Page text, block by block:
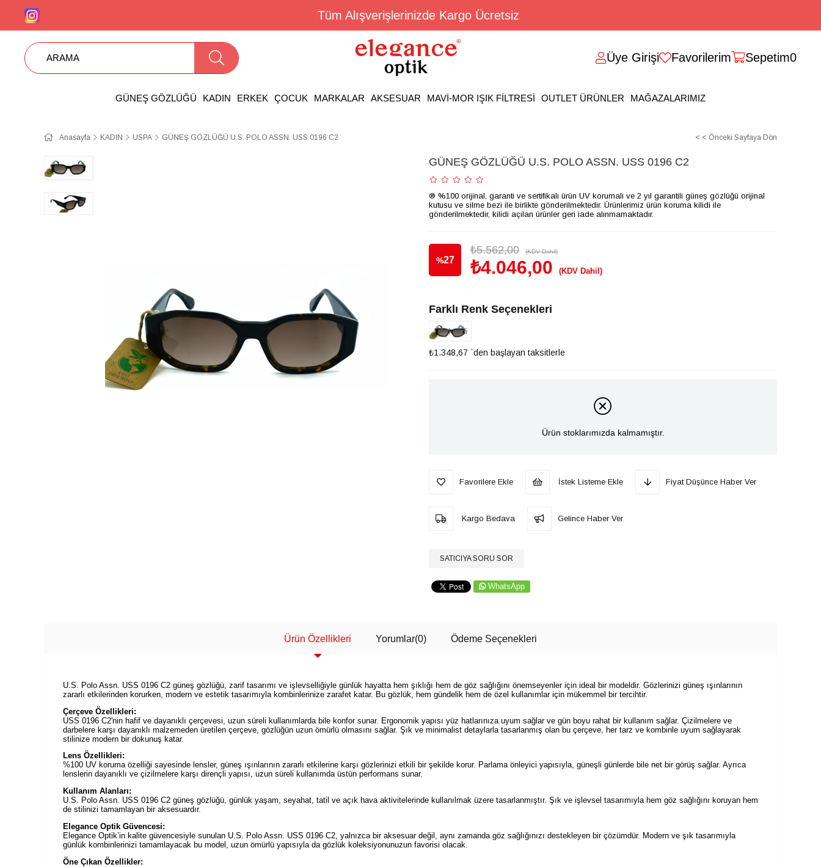
Tüm Alışverişlerinizde Kargo Ücretsiz
Üye Girişi Favorilerim Sepetim0
GÜNEŞ GÖZLÜĞÜ KADIN ERKEK ÇOCUK MARKALAR AKSESUAR MAVİ-MOR IŞIK FİLTRESİ OUTLET ÜRÜNLER MAĞAZALARIMIZ
Anasayfa KADIN USPA GÜNEŞ GÖZLÜĞÜ U.S. POLO ASSN. USS 0196 C2 < < Önceki Sayfaya Dön
GÜNEŞ GÖZLÜĞÜ U.S. POLO ASSN. USS 0196 C2
® %100 orijinal, garanti ve sertifikalı ürün UV korumalı ve 2 yıl garantili güneş gözlüğü orijinal
kutusu ve silme bezi ile birlikte gönderilmektedir. Ürünlerimiz ürün koruma kilidi ile
gönderilmektedir, kilidi açılan ürünler geri iade alınmamaktadır.
%27
₺5.562,00 (KDV Dahil)
₺4.046,00 (KDV Dahil)
Farklı Renk Seçenekleri
Tükendi
₺1.348,67 `den başlayan taksitlerle
Ürün stoklarımızda kalmamıştır.
Favorilere Ekle İstek Listeme Ekle Fiyat Düşünce Haber Ver
Kargo Bedava Gelince Haber Ver
SATICIYA SORU SOR
WhatsApp
Ürün Özellikleri Yorumlar(0) Ödeme Seçenekleri
U.S. Polo Assn. USS 0196 C2 güneş gözlüğü, zarif tasarımı ve işlevselliğiyle günlük hayatta hem şıklığı hem de göz sağlığını önemseyenler için ideal bir modeldir. Gözlerinizi güneş ışınlarının
zararlı etkilerinden korurken, modern ve estetik tasarımıyla kombinlerinize zarafet katar. Bu gözlük, hem gündelik hem de özel kullanımlar için mükemmel bir tercihtir.
Çerçeve Özellikleri:
USS 0196 C2'nin hafif ve dayanıklı çerçevesi, uzun süreli kullanımlarda bile konfor sunar. Ergonomik yapısı yüz hatlarınıza uyum sağlar ve gün boyu rahat bir kullanım sağlar. Çizilmelere ve
darbelere karşı dayanıklı malzemeden üretilen çerçeve, gözlüğün uzun ömürlü olmasını sağlar. Şık ve minimalist detaylarla tasarlanmış olan bu çerçeve, her tarz ve kombinle uyum sağlayarak
stilinize modern bir dokunuş katar.
Lens Özellikleri:
%100 UV koruma özelliği sayesinde lensler, güneş ışınlarının zararlı etkilerine karşı gözlerinizi etkili bir şekilde korur. Parlama önleyici yapısıyla, güneşli günlerde bile net bir görüş sağlar. Ayrıca
lenslerin dayanıklı ve çizilmelere karşı dirençli yapısı, uzun süreli kullanımda üstün performans sunar.
Kullanım Alanları:
U.S. Polo Assn. USS 0196 C2 güneş gözlüğü, günlük yaşam, seyahat, tatil ve açık hava aktivitelerinde kullanılmak üzere tasarlanmıştır. Şık ve işlevsel tasarımıyla hem göz sağlığını koruyan hem
de stilinizi tamamlayan bir aksesuardır.
Elegance Optik Güvencesi:
Elegance Optik’in kalite güvencesiyle sunulan U.S. Polo Assn. USS 0196 C2, yalnızca bir aksesuar değil, aynı zamanda göz sağlığınızı destekleyen bir çözümdür. Modern ve şık tasarımıyla
günlük kombinlerinizi tamamlayacak bu model, uzun ömürlü yapısıyla da gözlük koleksiyonunuzun favorisi olacak.
Öne Çıkan Özellikler: